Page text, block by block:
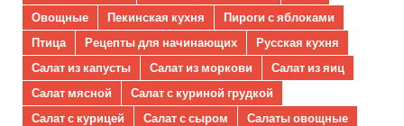
Овощные
Пекинская кухня
Пироги с яблоками
Птица
Рецепты для начинающих
Русская кухня
Салат из капусты
Салат из моркови
Салат из яиц
Салат мясной
Салат с куриной грудкой
Салат с курицей
Салат с сыром
Салаты овощные